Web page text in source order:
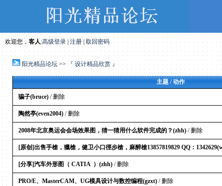
欢迎您， 客人:高级登录 |注册| 取回密码
阳光精品论坛>> 『 设计精品欣赏 』
主题 / 动作
骗子(bruce)/ 删除
陶然亭(even2004)/ 删除
2008年北京奥运会会场效果图，猜一猜用什么软件完成的？(zhh)/ 删除
[原创]出售手槍，獵槍，健卫小口徑步槍，麻醉槍13857819829 QQ：
[分享]汽车外形图（ CATIA ）(zhh)/ 删除
PRO/E、MasterCAM、UG模具设计与数控编程(gzxt)/ 删除